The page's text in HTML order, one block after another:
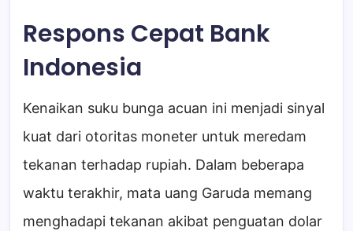
Respons Cepat Bank
Indonesia
Kenaikan suku bunga acuan ini menjadi sinyal
kuat dari otoritas moneter untuk meredam
tekanan terhadap rupiah. Dalam beberapa
waktu terakhir, mata uang Garuda memang
menghadapi tekanan akibat penguatan dolar